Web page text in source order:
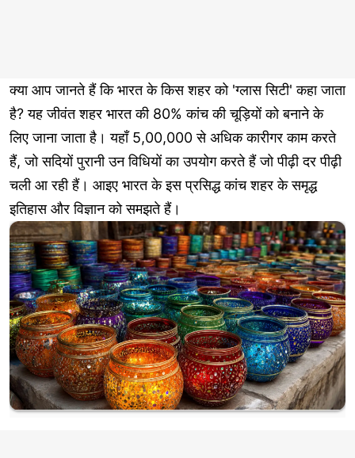
क्या आप जानते हैं कि भारत के किस शहर को 'ग्लास सिटी' कहा जाता
है? यह जीवंत शहर भारत की 80% कांच की चूड़ियों को बनाने के
लिए जाना जाता है। यहाँ 5,00,000 से अधिक कारीगर काम करते
हैं, जो सदियों पुरानी उन विधियों का उपयोग करते हैं जो पीढ़ी दर पीढ़ी
चली आ रही हैं। आइए भारत के इस प्रसिद्ध कांच शहर के समृद्ध
इतिहास और विज्ञान को समझते हैं।